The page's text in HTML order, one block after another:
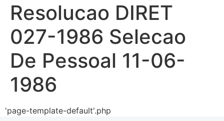
Resolucao DIRET
027-1986 Selecao
De Pessoal 11-06-
1986
'page-template-default'.php